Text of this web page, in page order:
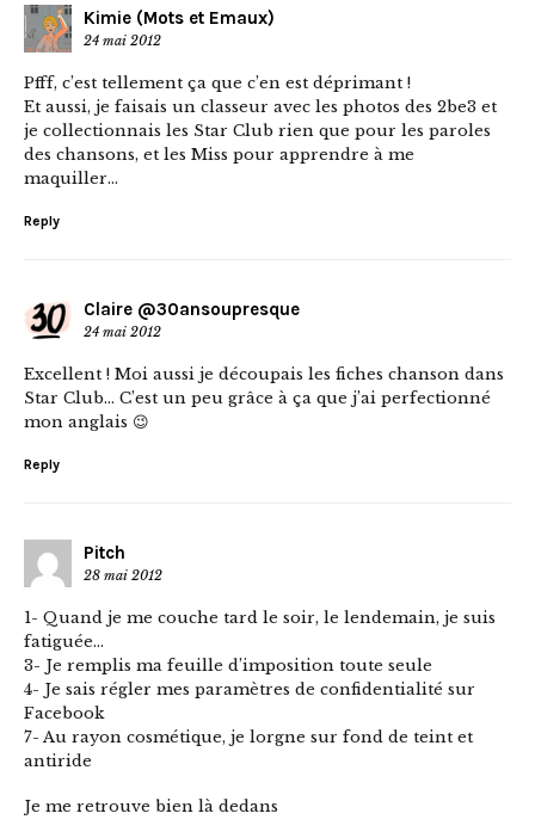
Kimie (Mots et Emaux)
24 mai 2012
Pfff, c’est tellement ça que c’en est déprimant !
Et aussi, je faisais un classeur avec les photos des 2be3 et
je collectionnais les Star Club rien que pour les paroles
des chansons, et les Miss pour apprendre à me
maquiller…
Reply
Claire @30ansoupresque
24 mai 2012
Excellent ! Moi aussi je découpais les fiches chanson dans
Star Club… C’est un peu grâce à ça que j’ai perfectionné
mon anglais 😉
Reply
Pitch
28 mai 2012
1- Quand je me couche tard le soir, le lendemain, je suis
fatiguée…
3- Je remplis ma feuille d’imposition toute seule
4- Je sais régler mes paramètres de confidentialité sur
Facebook
7- Au rayon cosmétique, je lorgne sur fond de teint et
antiride
Je me retrouve bien là dedans